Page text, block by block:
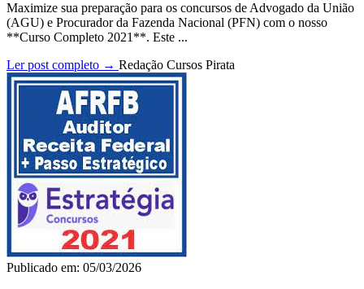
Maximize sua preparação para os concursos de Advogado da União
(AGU) e Procurador da Fazenda Nacional (PFN) com o nosso
**Curso Completo 2021**. Este ...
Ler post completo → Redação Cursos Pirata
Publicado em: 05/03/2026